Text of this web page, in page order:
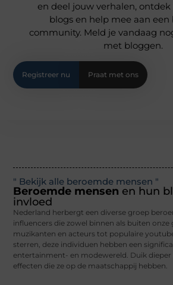
en deel jouw verhalen,
blogs en help mee aan een
community. Meld je vandaag
met bloggen.
Registreer nu Praat met ons
" Bekijk alle beroemde mensen "
Beroemde mensen en hun
invloed
Nederland herbergt een diverse groep
influencers die zowel binnen als buiten onze
muzikanten en acteurs tot populaire
sterren, deze individuen hebben een
entertainment- en modewereld. Duik dieper
effecten die ze op de maatschappij hebben.